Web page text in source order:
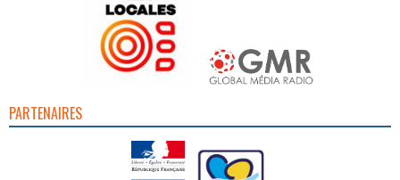
PARTENAIRES